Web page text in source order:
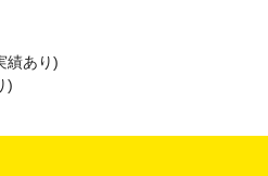
績あり)
)